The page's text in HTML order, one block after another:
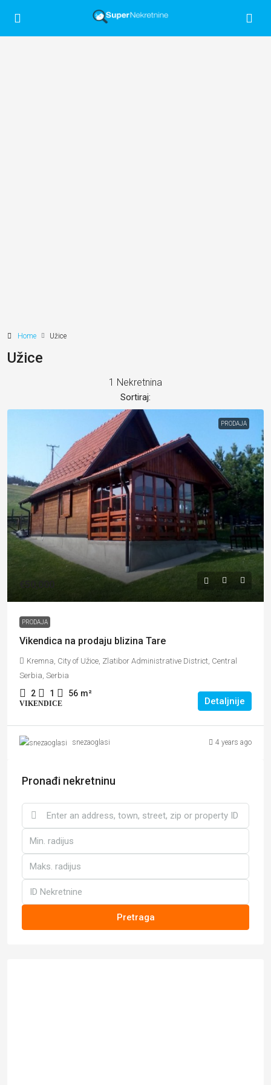
Home Užice
Užice
1 Nekretnina
Sortiraj:
PRODAJA
€50,000
PRODAJA
Vikendica na prodaju blizina Tare
Kremna, City of Užice, Zlatibor Administrative District, Central
Serbia, Serbia
2 1 56 m²
VIKENDICE Detaljnije
snezaoglasi 4 years ago
Pronađi nekretninu
Pretraga